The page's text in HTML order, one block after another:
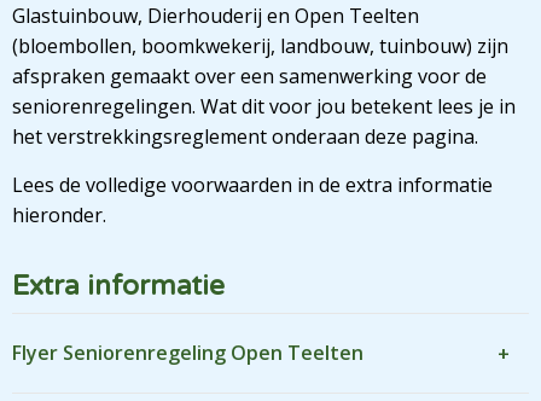
Glastuinbouw, Dierhouderij en Open Teelten
(bloembollen, boomkwekerij, landbouw, tuinbouw) zijn
afspraken gemaakt over een samenwerking voor de
seniorenregelingen. Wat dit voor jou betekent lees je in
het verstrekkingsreglement onderaan deze pagina.
Lees de volledige voorwaarden in de extra informatie
hieronder.
Extra informatie
Flyer Seniorenregeling Open Teelten